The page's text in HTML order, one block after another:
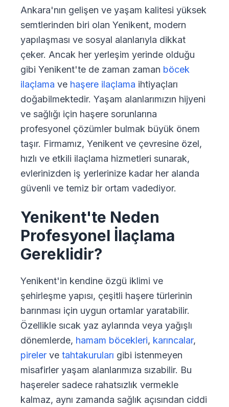
Ankara'nın gelişen ve yaşam kalitesi yüksek
semtlerinden biri olan Yenikent, modern
yapılaşması ve sosyal alanlarıyla dikkat
çeker. Ancak her yerleşim yerinde olduğu
gibi Yenikent'te de zaman zaman böcek
ilaçlama ve haşere ilaçlama ihtiyaçları
doğabilmektedir. Yaşam alanlarımızın hijyeni
ve sağlığı için haşere sorunlarına
profesyonel çözümler bulmak büyük önem
taşır. Firmamız, Yenikent ve çevresine özel,
hızlı ve etkili ilaçlama hizmetleri sunarak,
evlerinizden iş yerlerinize kadar her alanda
güvenli ve temiz bir ortam vadediyor.
Yenikent'te Neden
Profesyonel İlaçlama
Gereklidir?
Yenikent'in kendine özgü iklimi ve
şehirleşme yapısı, çeşitli haşere türlerinin
barınması için uygun ortamlar yaratabilir.
Özellikle sıcak yaz aylarında veya yağışlı
dönemlerde, hamam böcekleri, karıncalar,
pireler ve tahtakuruları gibi istenmeyen
misafirler yaşam alanlarımıza sızabilir. Bu
haşereler sadece rahatsızlık vermekle
kalmaz, aynı zamanda sağlık açısından ciddi